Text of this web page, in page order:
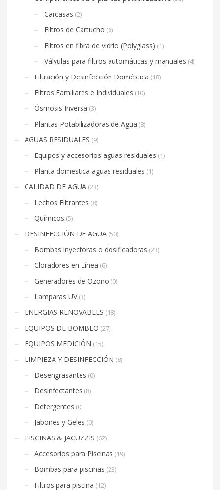
Carcasas (2)
Filtros de Cartucho (6)
Filtros en fibra de vidrio (Polyglass) (1)
Válvulas para filtros automáticas y manuales (4)
Filtración y Desinfección Doméstica (18)
Filtros Familiares e Individuales (10)
Ósmosis Inversa (3)
Plantas Potabilizadoras de Agua (8)
AGUAS RESIDUALES (9)
Equipos y accesorios aguas residuales (1)
Planta domestica aguas residuales (1)
CALIDAD DE AGUA (23)
Lechos Filtrantes (8)
Químicos (5)
DESINFECCIÓN DE AGUA (50)
Bombas inyectoras o dosificadoras (23)
Cloradores en Línea (6)
Generadores de Ozono (0)
Lamparas UV (3)
ENERGIAS RENOVABLES (18)
EQUIPOS DE BOMBEO (27)
EQUIPOS MEDICIÓN (15)
LIMPIEZA Y DESINFECCIÓN (8)
Desengrasantes (0)
Desinfectantes (8)
Detergentes (0)
Jabones y Geles (0)
PISCINAS & JACUZZIS (62)
Accesorios para Piscinas (19)
Bombas para piscinas (23)
Filtros para piscina (12)